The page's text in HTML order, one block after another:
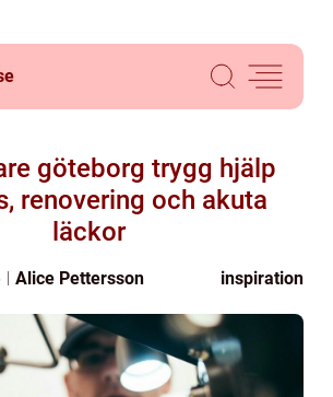
göteborg trygg hjälp
renovering och akuta
läckor
Alice Pettersson inspiration